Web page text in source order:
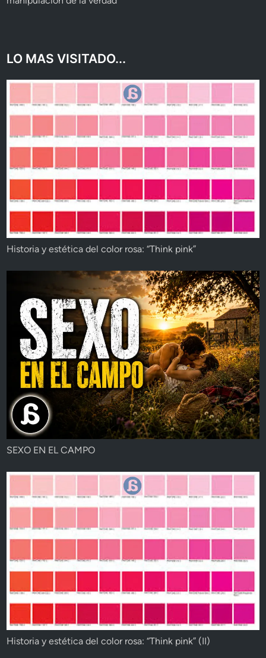
LO MAS VISITADO...
Historia y estética del color rosa: “Think pink”
SEXO EN EL CAMPO
Historia y estética del color rosa: “Think pink” (II)